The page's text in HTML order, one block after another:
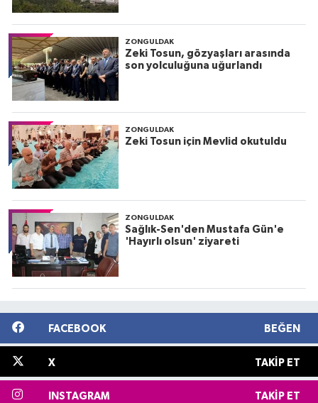
ZONGULDAK
Zeki Tosun, gözyaşları arasında
son yolculuğuna uğurlandı
ZONGULDAK
Zeki Tosun için Mevlid okutuldu
ZONGULDAK
Sağlık-Sen'den Mustafa Gün'e
'Hayırlı olsun' ziyareti
FACEBOOK BEĞEN
X TAKIP ET
INSTAGRAM TAKIP ET